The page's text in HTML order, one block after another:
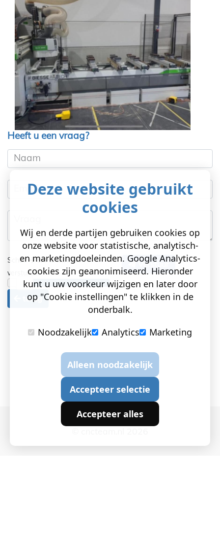
Heeft u een vraag?
Naam
Email
Schuif
om te kunnen
versturen!
Verstuur
terug
Deze website gebruikt
cookies
Wij en derde partijen gebruiken cookies op
onze website voor statistische, analytisch-
en marketingdoeleinden. Google Analytics-
cookies zijn geanonimiseerd. Hieronder
kunt u uw voorkeur wijzigen en later door
op "Cookie instellingen" te klikken in de
onderbalk.
Noodzakelijk
Analytics Marketing
Alleen noodzakelijk
Accepteer selectie
Accepteer alles